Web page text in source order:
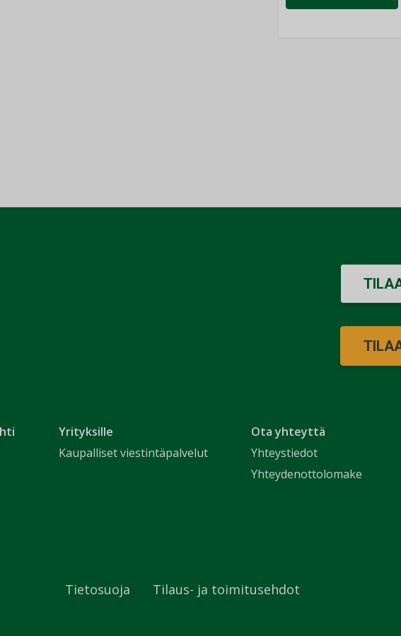
Yrityksille
Kaupalliset viestintäpalvelut
Ota yhteyttä
Yhteystiedot
Yhteydenottolomake
Tietosuoja Tilaus- ja toimitusehdot